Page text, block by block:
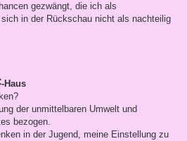
gezwängt, die ich als
in der Rückschau nicht als nachteilig
-Haus
der unmittelbaren Umwelt und
bezogen.
in der Jugend, meine Einstellung zu